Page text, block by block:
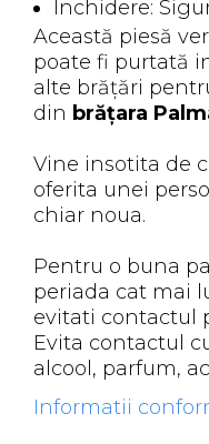
Închidere:
Această piesă
poate fi purtată
alte brățări
din brățara
Vine insotita de
oferita unei
chiar noua.
Pentru o buna
periada cat mai
evitati contactul
Evita contactul
alcool, parfum,
Informatii